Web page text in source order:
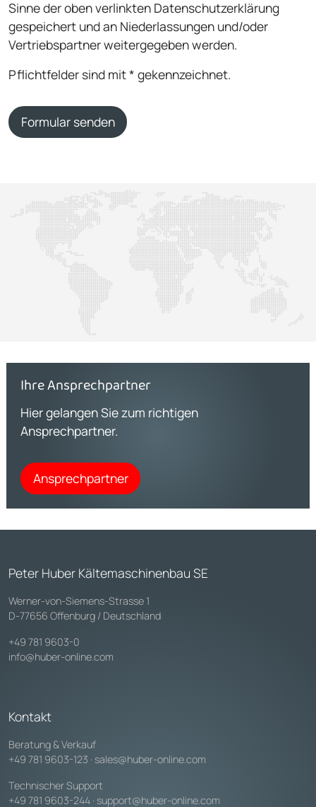
Sinne der oben verlinkten Datenschutzerklärung
gespeichert und an Niederlassungen und/oder
Vertriebspartner weitergegeben werden.
Pflichtfelder sind mit * gekennzeichnet.
Formular senden
Ihre Ansprechpartner
Hier gelangen Sie zum richtigen
Ansprechpartner.
Ansprechpartner
Peter Huber Kältemaschinenbau SE
Werner-von-Siemens-Strasse 1
D-77656 Offenburg / Deutschland
+49 781 9603-0
info@huber-online.com
Kontakt
Beratung & Verkauf
+49 781 9603-123 · sales@huber-online.com
Technischer Support
+49 781 9603-244 · support@huber-online.com